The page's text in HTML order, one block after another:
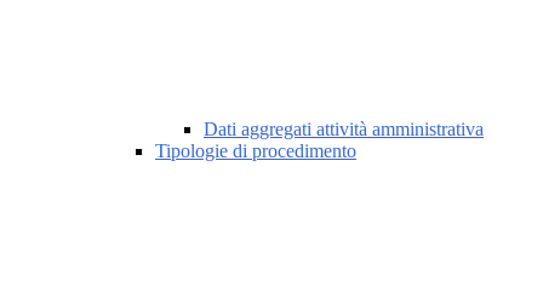
Dati aggregati attività amministrativa
Tipologie di procedimento